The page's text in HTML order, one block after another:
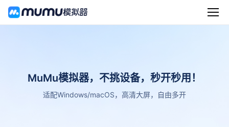
MuMu模拟器，不挑设备，秒开秒用！
适配Windows/macOS，高清大屏，自由多开